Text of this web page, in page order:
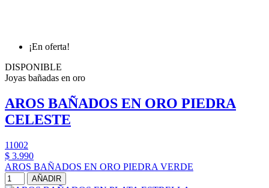
¡En oferta!
DISPONIBLE
Joyas bañadas en oro
AROS BAÑADOS EN ORO PIEDRA
CELESTE
11002
$ 3.990
AROS BAÑADOS EN ORO PIEDRA VERDE
AÑADIR